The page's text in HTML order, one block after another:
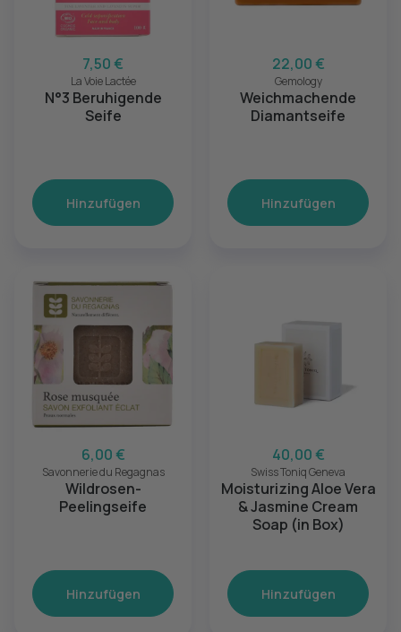
7,50 €
La Voie Lactée
N°3 Beruhigende
Seife
Hinzufügen
22,00 €
Gemology
Weichmachende
Diamantseife
Hinzufügen
6,00 €
Savonnerie du Regagnas
Wildrosen-
Peelingseife
Hinzufügen
40,00 €
Swiss Toniq Geneva
Moisturizing Aloe Vera
& Jasmine Cream
Soap (in Box)
Hinzufügen